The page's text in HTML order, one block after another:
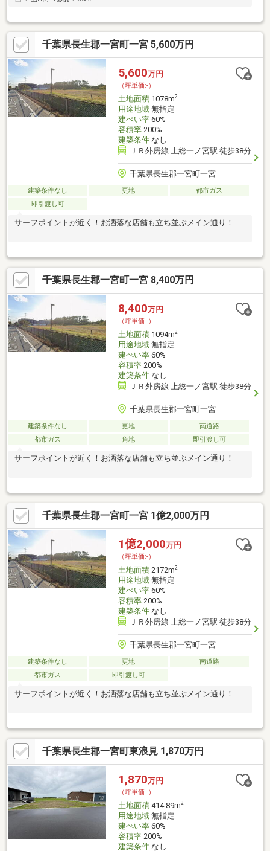
千葉県長生郡一宮町一宮 5,600万円
5,600万円
（坪単価:-）
土地面積1078m2
用途地域無指定
建ぺい率60%
容積率200%
建築条件なし
ＪＲ外房線 上総一ノ宮駅 徒歩38分
千葉県長生郡一宮町一宮
建築条件なし 更地
都市ガス
即引渡し可
サーフポイントが近く！お洒落な店舗も立ち並ぶメイン通り！
千葉県長生郡一宮町一宮 8,400万円
8,400万円
（坪単価:-）
土地面積1094m2
用途地域無指定
建ぺい率60%
容積率200%
建築条件なし
ＪＲ外房線 上総一ノ宮駅 徒歩38分
千葉県長生郡一宮町一宮
建築条件なし 更地
南道路
都市ガス
角地 即引渡し可
サーフポイントが近く！お洒落な店舗も立ち並ぶメイン通り！
千葉県長生郡一宮町一宮 1億2,000万円
1億2,000万円
（坪単価:-）
土地面積2172m2
用途地域無指定
建ぺい率60%
容積率200%
建築条件なし
ＪＲ外房線 上総一ノ宮駅 徒歩38分
千葉県長生郡一宮町一宮
建築条件なし 更地
南道路
都市ガス
即引渡し可
サーフポイントが近く！お洒落な店舗も立ち並ぶメイン通り！
千葉県長生郡一宮町東浪見 1,870万円
1,870万円
（坪単価:-）
土地面積414.89m2
用途地域無指定
建ぺい率60%
容積率200%
建築条件なし